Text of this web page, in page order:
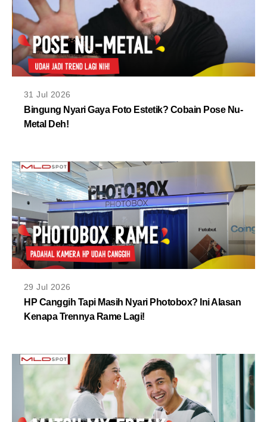
TRENDING
EVENTS
MLDPODCAST
VIDEOS
MLDPOINTS
31 Jul 2026
Bingung Nyari Gaya Foto Estetik? Cobain Pose Nu-
Metal Deh!
29 Jul 2026
HP Canggih Tapi Masih Nyari Photobox? Ini Alasan
Kenapa Trennya Rame Lagi!